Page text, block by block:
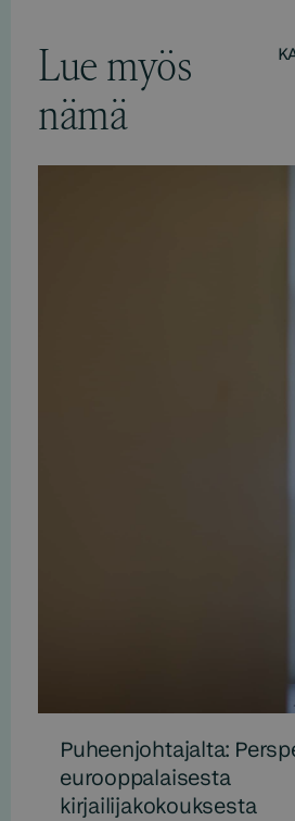
Lue myös
nämä
Puheenjohtajalta:
eurooppalaisesta
kirjailijakokouksesta